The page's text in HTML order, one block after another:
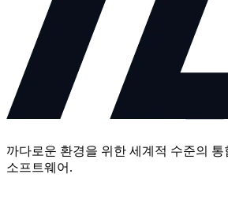
까다로운 환경을 위한 세계적 수준의 통
소프트웨어.